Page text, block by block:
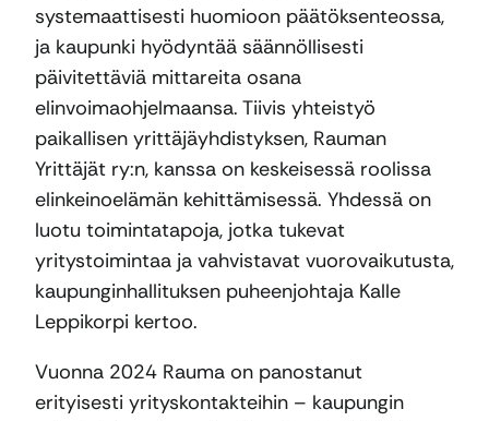
systemaattisesti huomioon päätöksenteossa,
ja kaupunki hyödyntää säännöllisesti
päivitettäviä mittareita osana
elinvoimaohjelmaansa. Tiivis yhteistyö
paikallisen yrittäjäyhdistyksen, Rauman
Yrittäjät ry:n, kanssa on keskeisessä roolissa
elinkeinoelämän kehittämisessä. Yhdessä on
luotu toimintatapoja, jotka tukevat
yritystoimintaa ja vahvistavat vuorovaikutusta,
kaupunginhallituksen puheenjohtaja Kalle
Leppikorpi kertoo.
Vuonna 2024 Rauma on panostanut
erityisesti yrityskontakteihin – kaupungin